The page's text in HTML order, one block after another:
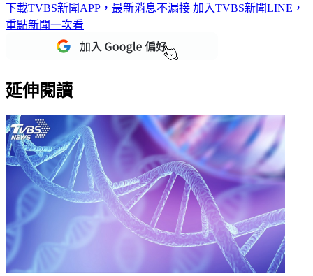
下載TVBS新聞APP，最新消息不漏接 加入TVBS新聞LINE，
重點新聞一次看
延伸閱讀